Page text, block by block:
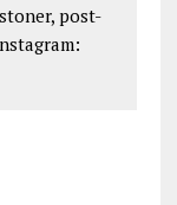
post-